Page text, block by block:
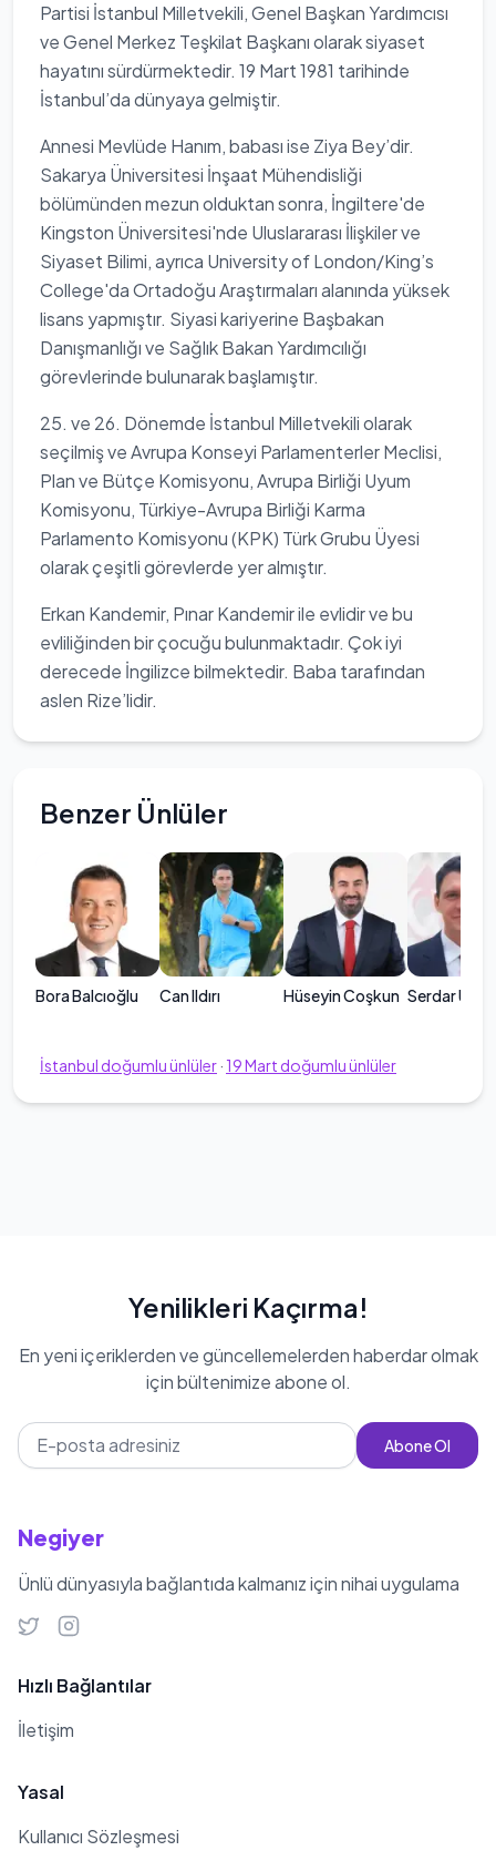
Partisi İstanbul Milletvekili, Genel Başkan Yardımcısı
ve Genel Merkez Teşkilat Başkanı olarak siyaset
hayatını sürdürmektedir. 19 Mart 1981 tarihinde
İstanbul’da dünyaya gelmiştir.
Annesi Mevlüde Hanım, babası ise Ziya Bey’dir.
Sakarya Üniversitesi İnşaat Mühendisliği
bölümünden mezun olduktan sonra, İngiltere'de
Kingston Üniversitesi'nde Uluslararası İlişkiler ve
Siyaset Bilimi, ayrıca University of London/King’s
College'da Ortadoğu Araştırmaları alanında yüksek
lisans yapmıştır. Siyasi kariyerine Başbakan
Danışmanlığı ve Sağlık Bakan Yardımcılığı
görevlerinde bulunarak başlamıştır.
25. ve 26. Dönemde İstanbul Milletvekili olarak
seçilmiş ve Avrupa Konseyi Parlamenterler Meclisi,
Plan ve Bütçe Komisyonu, Avrupa Birliği Uyum
Komisyonu, Türkiye-Avrupa Birliği Karma
Parlamento Komisyonu (KPK) Türk Grubu Üyesi
olarak çeşitli görevlerde yer almıştır.
Erkan Kandemir, Pınar Kandemir ile evlidir ve bu
evliliğinden bir çocuğu bulunmaktadır. Çok iyi
derecede İngilizce bilmektedir. Baba tarafından
aslen Rize’lidir.
Benzer Ünlüler
Bora Balcıoğlu Can Ildırı Hüseyin Coşkun Serdar
İstanbul doğumlu ünlüler· 19Mart doğumlu ünlüler
Yenilikleri Kaçırma!
En yeni içeriklerden ve güncellemelerden haberdar olmak
için bültenimize abone ol.
Abone Ol
Negiyer
Ünlü dünyasıyla bağlantıda kalmanız için nihai uygulama
Hızlı Bağlantılar
İletişim
Yasal
Kullanıcı Sözleşmesi